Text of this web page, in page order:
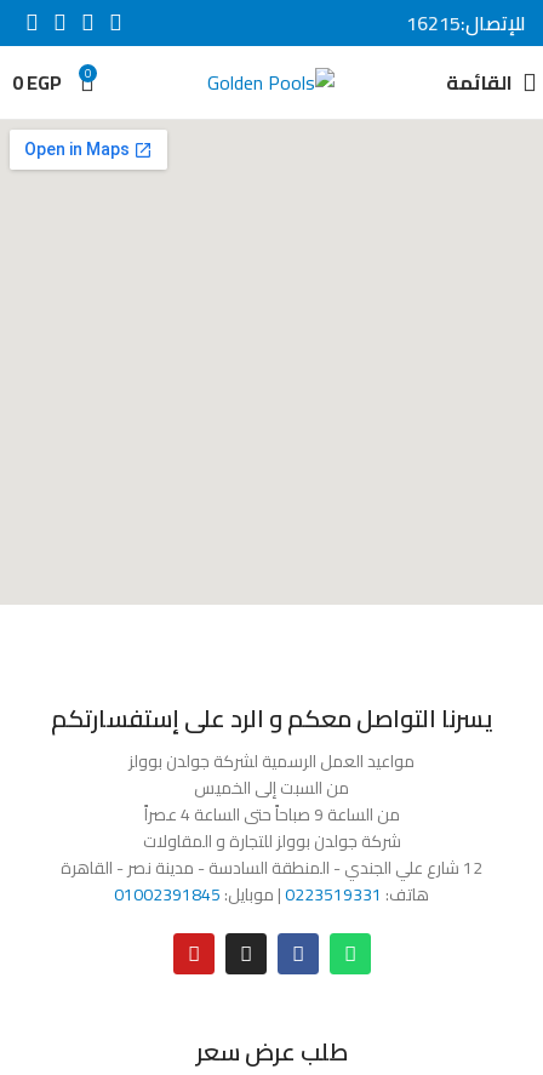
للإتصال:16215
القائمة
0
0EGP
يسرنا التواصل معكم و الرد على إستفسارتكم
مواعيد العمل الرسمية لشركة جولدن بوولز
من السبت إلى الخميس
من الساعة 9 صباحاً حتى الساعة 4 عصراً
شركة جولدن بوولز للتجارة و المقاولات
12 شارع علي الجندي - المنطقة السادسة - مدينة نصر - القاهرة
هاتف: 0223519331| موبايل:01002391845
طلب عرض سعر